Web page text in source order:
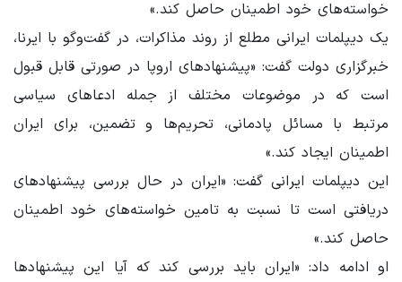
خواسته‌های خود اطمینان حاصل کند.»
یک دیپلمات ایرانی مطلع از روند مذاکرات، در گفت‌وگو با ایرنا،
خبرگزاری دولت گفت: «پیشنهادهای اروپا در صورتی قابل قبول
است که در موضوعات مختلف از جمله ادعاهای سیاسی
مرتبط با مسائل پادمانی، تحریم‌ها و تضمین، برای ایران
اطمینان ایجاد کند.»
این دیپلمات ایرانی گفت: «ایران در حال بررسی پیشنهادهای
دریافتی است تا نسبت به تامین خواسته‌های خود اطمینان
حاصل کند.»
او ادامه داد: «ایران باید بررسی کند که آیا این پیشنهادها